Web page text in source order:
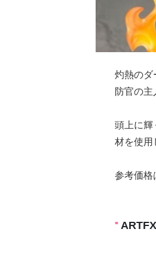
灼熱のダ
防官の主
頭上に輝
材を使用
参考価格